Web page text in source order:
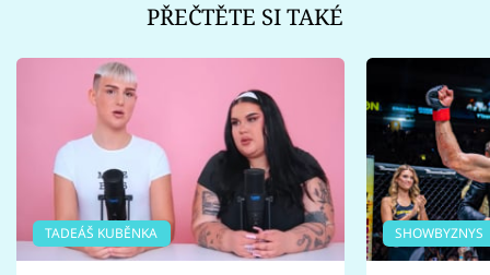
PŘEČTĚTE SI TAKÉ
TADEÁŠ KUBĚNKA SHOWBYZNYS